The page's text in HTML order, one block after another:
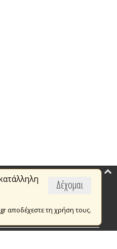
Δέχομαι
αποδέχεστε τη χρήση τους.